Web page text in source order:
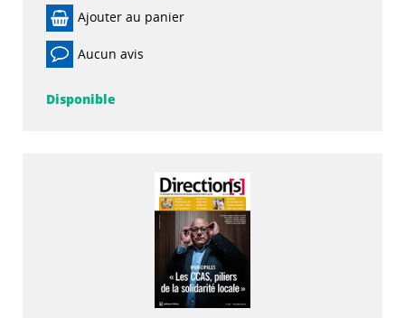
Ajouter au panier
Aucun avis
Disponible